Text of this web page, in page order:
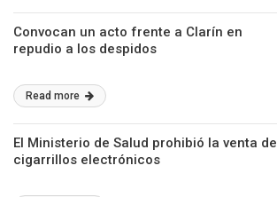
Convocan un acto frente a Clarín en
repudio a los despidos
Read more
El Ministerio de Salud prohibió la venta de
cigarrillos electrónicos